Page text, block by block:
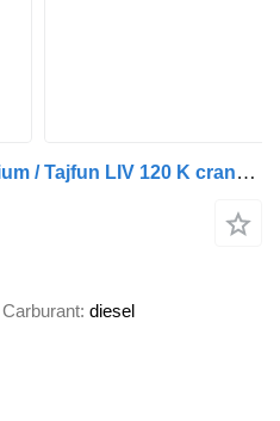
Renault VP K520 6x4 Medium / Tajfun LIV 120 K crane / 120 tho. km! / 202
Carburant diesel